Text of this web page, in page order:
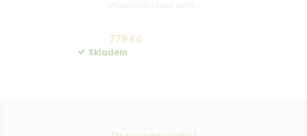
779 Kč
Skladem